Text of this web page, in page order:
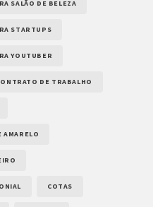
SALÃO DE BELEZA
STARTUPS
YOUTUBER
DE TRABALHO
AMARELO
COTAS